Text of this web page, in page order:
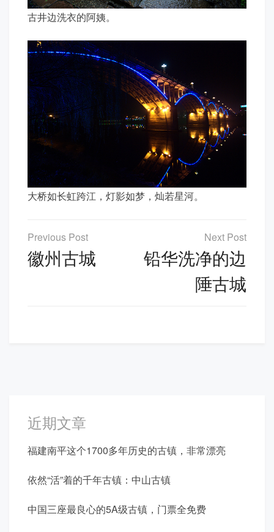
古井边洗衣的阿姨。
大桥如长虹跨江，灯影如梦，灿若星河。
文
章
徽州古城
铅华洗净的边
陲古城
近期文章
福建南平这个1700多年历史的古镇，非常漂亮
依然“活”着的千年古镇：中山古镇
中国三座最良心的5A级古镇，门票全免费